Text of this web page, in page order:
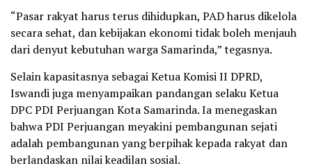
“Pasar rakyat harus terus dihidupkan, PAD harus dikelola
secara sehat, dan kebijakan ekonomi tidak boleh menjauh
dari denyut kebutuhan warga Samarinda,” tegasnya.
Selain kapasitasnya sebagai Ketua Komisi II DPRD,
Iswandi juga menyampaikan pandangan selaku Ketua
DPC PDI Perjuangan Kota Samarinda. Ia menegaskan
bahwa PDI Perjuangan meyakini pembangunan sejati
adalah pembangunan yang berpihak kepada rakyat dan
berlandaskan nilai keadilan sosial.